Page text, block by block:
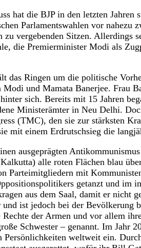
hat die BJP in den letzten Jahren
Parlamentswahlen vor nahezu
vergebenden Sitzen. Allerdings
die Premierminister Modi als
das Ringen um die politische
und Mamata Banerjee. Frau
sich. Bereits mit 15 Jahren
Ministerämter in Neu Delhi.
(TMC), den sie zur stärksten
mit einem Erdrutschsieg die
ausgeprägten
alle roten Flächen blau
Parteimitgliedern mit
getanzt und im
aus dem Saal, damit er nicht
ist jedoch bei der Bevölkerung
der Armen und vor allem
Schwester – genannt. Im Jahr
Persönlichkeiten weltweit ein.